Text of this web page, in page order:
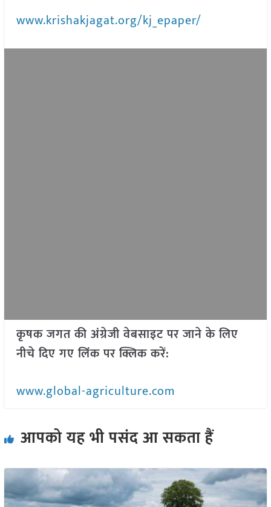
www.krishakjagat.org/kj_epaper/
कृषक जगत की अंग्रेजी वेबसाइट पर जाने के लिए
नीचे दिए गए लिंक पर क्लिक करें:
www.global-agriculture.com
आपको यह भी पसंद आ सकता हैं